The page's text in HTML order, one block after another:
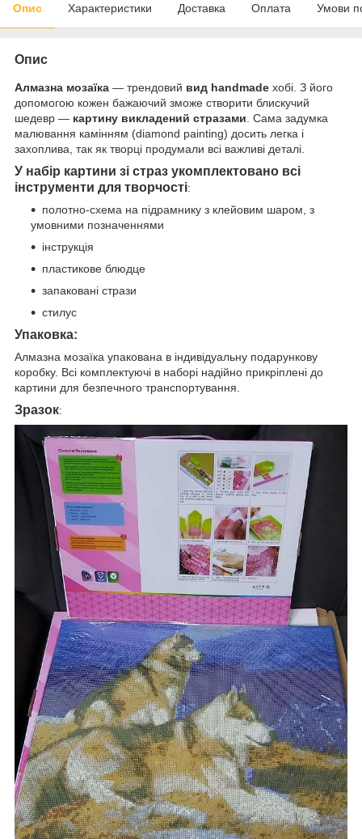
Опис Характеристики Доставка Оплата Умови
Опис
Алмазна мозаїка — трендовий вид handmade хобі. З його
допомогою кожен бажаючий зможе створити блискучий
шедевр — картину викладений стразами . Сама задумка
малювання камінням (diamond painting) досить легка і
захоплива, так як творці продумали всі важливі деталі.
У набір картини зі страз укомплектовано всі
інструменти для творчості:
полотно-схема на підрамнику з клейовим шаром, з
умовними позначеннями
інструкція
пластикове блюдце
запаковані стрази
стилус
Упаковка:
Алмазна мозаїка упакована в індивідуальну подарункову
коробку. Всі комплектуючі в наборі надійно прикріплені до
картини для безпечного транспортування.
Зразок: